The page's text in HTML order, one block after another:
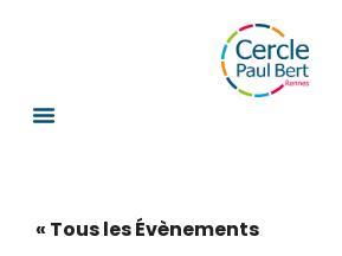
« Tous les Évènements